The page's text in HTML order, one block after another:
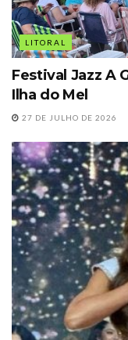
LITORAL
Festival Jazz A
Ilha do Mel
27 DE JULHO DE 2026